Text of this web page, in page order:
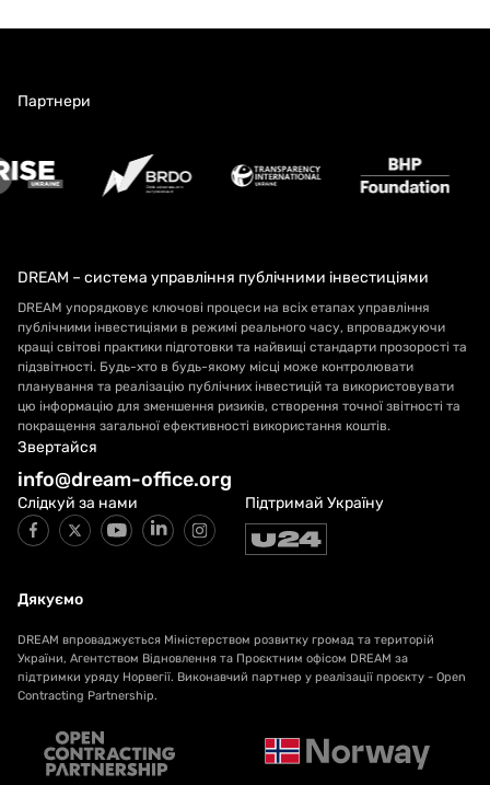
Партнери
DREAM – система управління публічними інвестиціями
DREAM упорядковує ключові процеси на всіх етапах управління
публічними інвестиціями в режимі реального часу, впроваджуючи
кращі світові практики підготовки та найвищі стандарти прозорості та
підзвітності. Будь-хто в будь-якому місці може контролювати
планування та реалізацію публічних інвестицій та використовувати
цю інформацію для зменшення ризиків, створення точної звітності та
покращення загальної ефективності використання коштів.
Звертайся
info@dream-office.org
Слідкуй за нами Підтримай Україну
Дякуємо
DREAM впроваджується Міністерством розвитку громад та територій
України, Агентством Відновлення та Проєктним офісом DREAM за
підтримки уряду Норвегії. Виконавчий партнер у реалізації проєкту - Open
Contracting Partnership.